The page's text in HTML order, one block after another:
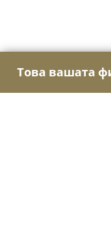
Това вашата